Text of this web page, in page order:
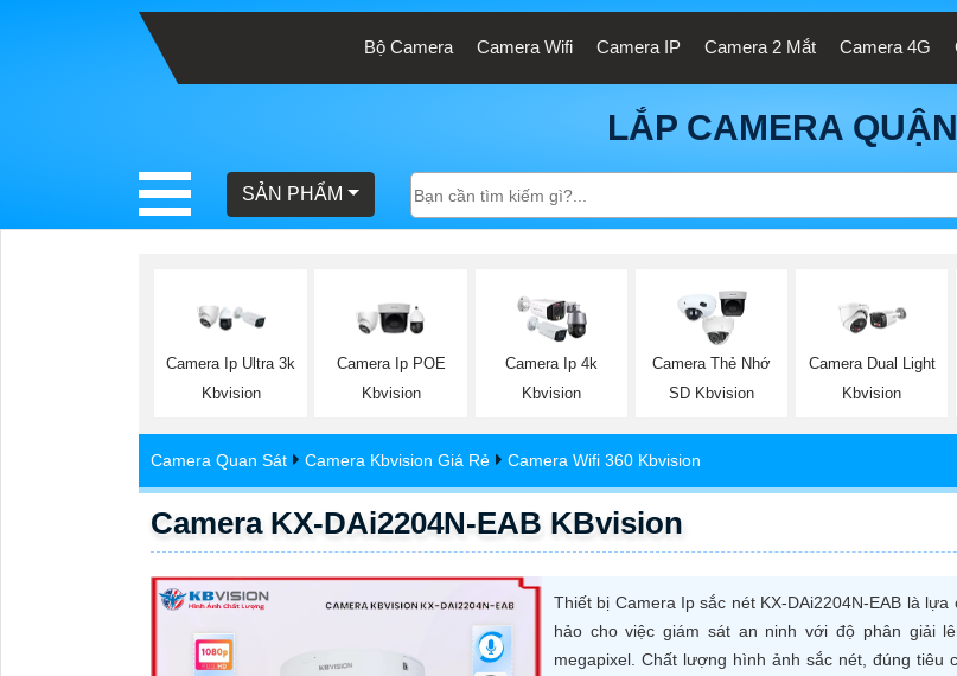
Bộ Camera Camera Wifi Camera IP Camera 2 Mắt Camera 4G
LẮP CAMERA
SẢN PHẨM
Camera Ip Ultra 3k
Kbvision
Camera Ip POE
Kbvision
Camera Ip 4k
Kbvision
Camera Thẻ Nhớ
SD Kbvision
Camera Dual Light
Kbvision
Camera Quan Sát Camera Kbvision Giá Rẻ Camera Wifi 360 Kbvision
Camera KX-DAi2204N-EAB KBvision
Thiết bị Camera Ip sắc nét KX-DAi2204N-EAB là lựa
hảo cho việc giám sát an ninh với độ phân giải
megapixel. Chất lượng hình ảnh sắc nét, đúng tiêu